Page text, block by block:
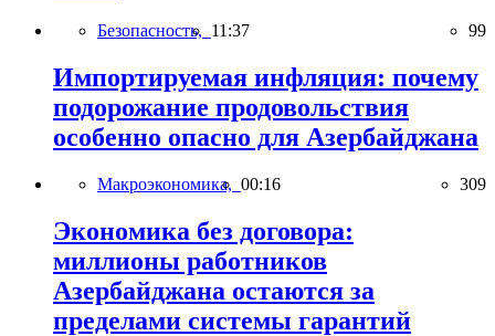
Безопасность, 11:37 99
Импортируемая инфляция: почему
подорожание продовольствия
особенно опасно для Азербайджана
Макроэкономика, 00:16 309
Экономика без договора:
миллионы работников
Азербайджана остаются за
пределами системы гарантий